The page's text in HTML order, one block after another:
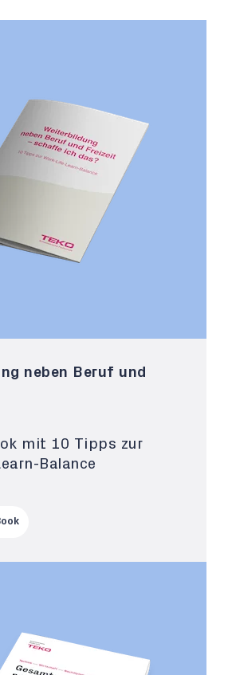
neben Beruf und
mit 10 Tipps zur
Balance